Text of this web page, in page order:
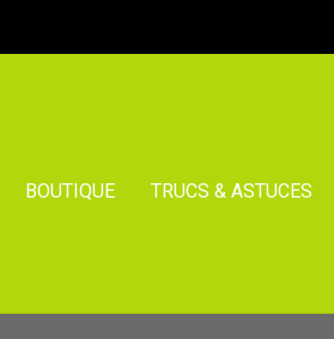
BOUTIQUE TRUCS & ASTUCES